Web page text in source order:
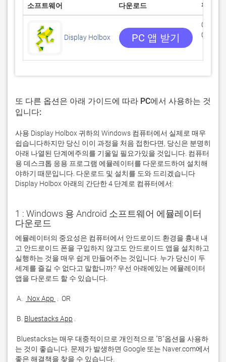
소프트웨어 다운로드 평점
Display Holbox PC 앱 받기
0/5
0 리뷰
또 다른 옵션은 아래 가이드에 따라 PC에서 사용하는 것
입니다:
사용 Display Holbox 귀하의 Windows 컴퓨터에서 실제로 매우
쉽습니다하지만 당신 이이 과정을 처음 접한다면, 당신은 분명히
아래 나열된 단계에주의를 기울일 필요가있을 것입니다. 컴퓨터
용 데스크톱 응용 프로그램 에뮬레이터를 다운로드하여 설치해
야하기 때문입니다. 다운로드 및 설치를 도와 드리겠습니다
Display Holbox 아래의 간단한 4 단계로 컴퓨터에서:
1 : Windows 용 Android 소프트웨어 에뮬레이터
다운로드
에뮬레이터의 중요성은 컴퓨터에서 안드로이드 환경을 흉내 내
고 안드로이드 폰을 구입하지 않고도 안드로이드 앱을 설치하고
실행하는 것을 매우 쉽게 만들어주는 것입니다. 누가 당신이 두
세계를 즐길 수 없다고 말합니까? 우선 아래에있는 에뮬레이터
A. Nox App
B. Bluestacks App
는 것이 좋습니다. 문제가 발생하면 Google 또는 Naver.com에서
좋은 해결책을 찾을 수 있습니다.